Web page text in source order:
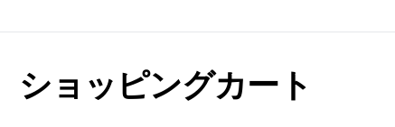
ショッピングカート